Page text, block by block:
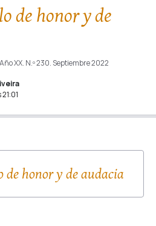
de honor y de
XX. N.º 230. Septiembre 2022
de honor y de audacia